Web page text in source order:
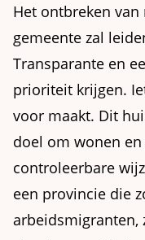
Het ontbreken
gemeente zal
Transparante en
prioriteit krijgen.
voor maakt. Dit
doel om wonen
controleerbare
een provincie die
arbeidsmigranten,